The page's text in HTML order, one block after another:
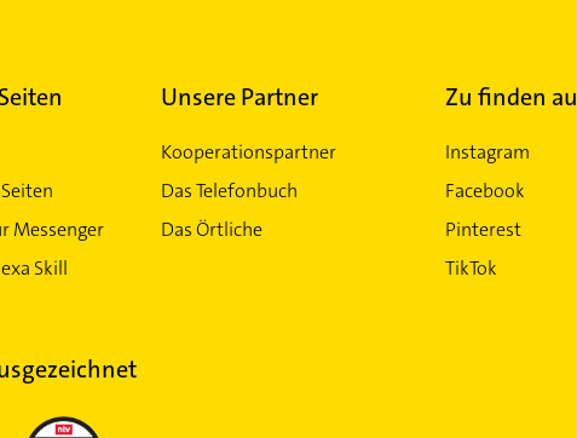
Messenger
Skill
Unsere Partner
Kooperationspartner
Das Telefonbuch
Das Örtliche
Zu finden
Instagram
Facebook
Pinterest
TikTok